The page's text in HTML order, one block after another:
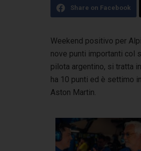
Share on Facebook
Weekend positivo per
nove punti importanti col
pilota argentino, si tratta
ha 10 punti ed è settimo
Aston Martin.